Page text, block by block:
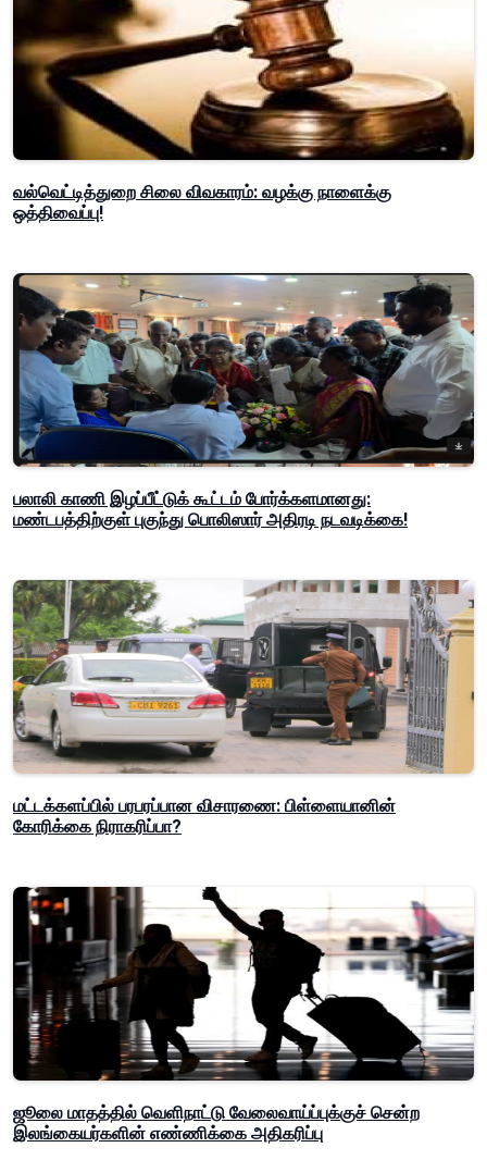
வல்வெட்டித்துறை சிலை விவகாரம்: வழக்கு நாளைக்கு
ஒத்திவைப்பு!
பலாலி காணி இழப்பீட்டுக் கூட்டம் போர்க்களமானது:
மண்டபத்திற்குள் புகுந்து பொலிஸார் அதிரடி நடவடிக்கை!
மட்டக்களப்பில் பரபரப்பான விசாரணை: பிள்ளையானின்
கோரிக்கை நிராகரிப்பா?
ஜூலை மாதத்தில் வெளிநாட்டு வேலைவாய்ப்புக்குச் சென்ற
இலங்கையர்களின் எண்ணிக்கை அதிகரிப்பு